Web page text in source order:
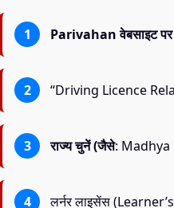
Parivahan वेबसाइट पर
“Driving Licence
राज्य चुनें (जैसे:
लर्नर लाइसेंस